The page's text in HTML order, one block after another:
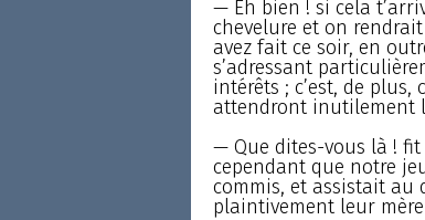
— Eh bien ! si cela
chevelure et on
avez fait ce soir, en
s’adressant
intérêts ; c’est, de
attendront inutilement
— Que dites-vous là !
cependant que notre
commis, et assistait au
plaintivement leur